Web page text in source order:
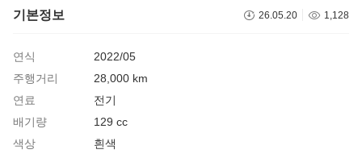
기본정보 26.05.20 1,128
연식
2022/05
주행거리
28,000 km
연료
전기
배기량
129 cc
색상
흰색